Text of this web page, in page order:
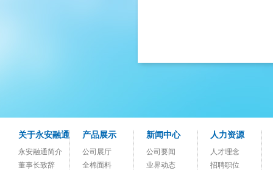
关于永安融通
永安融通简介
董事长致辞
产品展示
公司展厅
全棉面料
新闻中心
公司要闻
业界动态
人力资源
人才理念
招聘职位